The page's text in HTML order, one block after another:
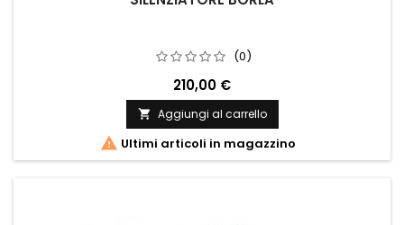
(0)
210,00 €
 Aggiungi al carrello
 Ultimi articoli in magazzino